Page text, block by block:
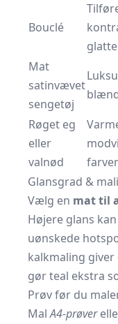
Bouclé
Mat
satinvævet
sengetøj
Røget eg
eller
valnød
Glansgrad &
Vælg en mat til
Højere glans
uønskede
kalkmaling giver
gør teal ekstra
Prøv før du
MalA4-prøver